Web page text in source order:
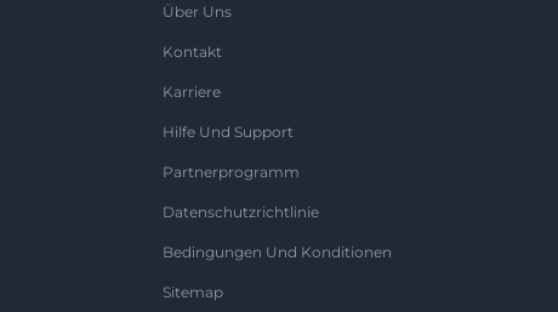
Über Uns
Kontakt
Karriere
Hilfe Und Support
Partnerprogramm
Datenschutzrichtlinie
Bedingungen Und Konditionen
Sitemap